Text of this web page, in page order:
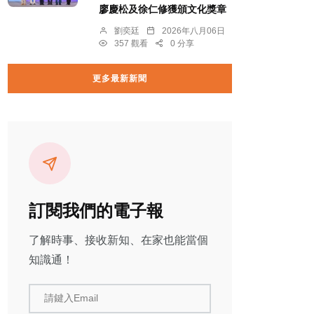
廖慶松及徐仁修獲頒文化獎章
劉奕廷
2026年八月06日
357 觀看
0 分享
更多最新新聞
訂閱我們的電子報
了解時事、接收新知、在家也能當個
知識通！
請鍵入Email